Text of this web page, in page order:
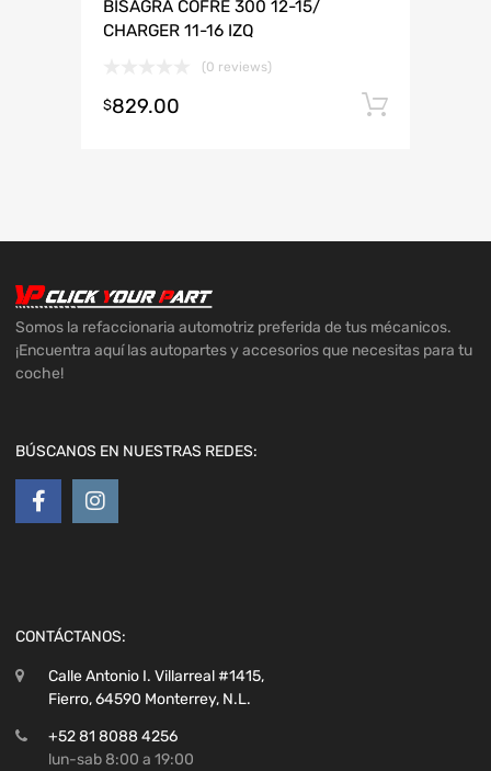
BISAGRA COFRE 300 12-15/
CHARGER 11-16 IZQ
(0 reviews)
$829.00
Somos la refaccionaria automotriz preferida de tus mécanicos.
¡Encuentra aquí las autopartes y accesorios que necesitas para tu
coche!
BÚSCANOS EN NUESTRAS REDES:
CONTÁCTANOS:
Calle Antonio I. Villarreal #1415,
Fierro, 64590 Monterrey, N.L.
+52 81 8088 4256
lun-sab 8:00 a 19:00